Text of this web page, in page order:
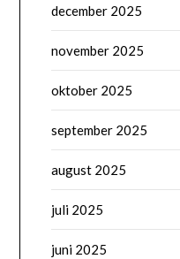
december 2025
november 2025
oktober 2025
september 2025
august 2025
juli 2025
juni 2025